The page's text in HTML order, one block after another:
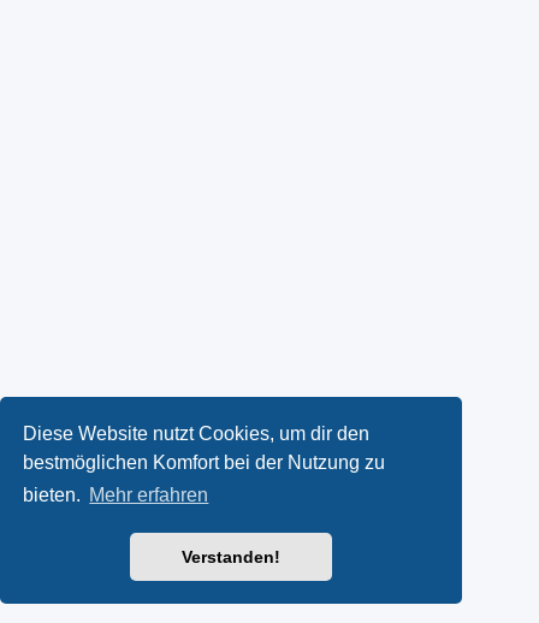
Diese Website nutzt Cookies, um dir den
bestmöglichen Komfort bei der Nutzung zu
bieten. Mehr erfahren
Verstanden!